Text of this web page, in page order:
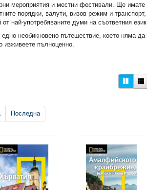
мероприятия и местни фестивали. Ще имате
порядки, валути, визов режим и транспорт,
най-употребяваните думи на съответния език.
необикновено пътешествие, което няма да
изживеете пълноценно.
Последна